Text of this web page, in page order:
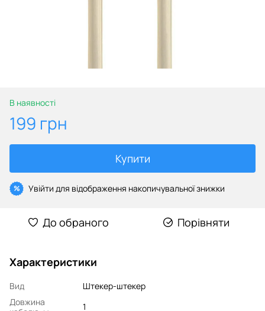
В наявності
199 грн
Купити
% Увійти для відображення накопичувальної знижки
До обраного Порівняти
Характеристики
Вид
Штекер-штекер
Довжина
1